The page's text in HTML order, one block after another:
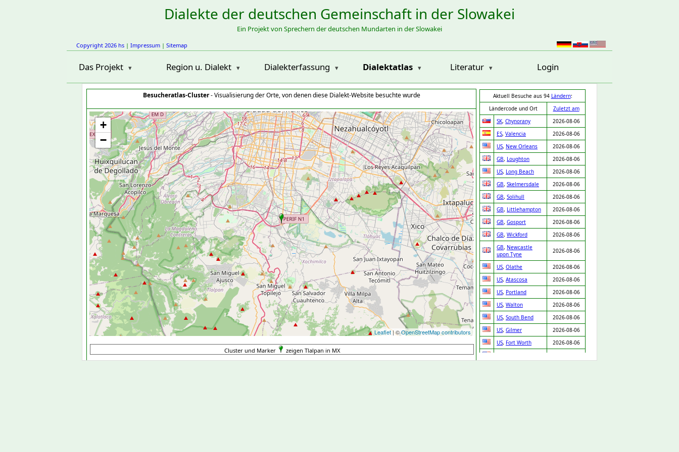
Dialekte der deutschen Gemeinschaft in der Slowakei
Ein Projekt von Sprechern der deutschen Mundarten in der Slowakei
Copyright 2026 hs | Impressum | Sitemap
Das Projekt Region u. Dialekt Dialekterfassung Dialektatlas Literatur Login
Besucheratlas-Cluster- Visualisierung der Orte, von denen diese Dialekt-Website besuchte wurde
+
−
Leaflet| ©OpenStreetMap contributors
Aktuell Besuche aus 94 Ländern:
Ländercode und Ort
Zuletzt am
SK, Chynorany
2026-08-06
ES, Valencia
2026-08-06
US, New Orleans
2026-08-06
GB, Loughton
2026-08-06
US, Long Beach
2026-08-06
GB, Skelmersdale
2026-08-06
GB, Solihull
2026-08-06
GB, Littlehampton
2026-08-06
GB, Gosport
2026-08-06
GB, Wickford
2026-08-06
GB, Newcastle
upon Tyne
2026-08-06
US, Olathe
2026-08-06
US, Atascosa
2026-08-06
US, Portland
2026-08-06
US, Walton
2026-08-06
US, South Bend
2026-08-06
US, Gilmer
2026-08-06
US, Fort Worth
2026-08-06
Cluster und Marker zeigen Tlalpan in MX